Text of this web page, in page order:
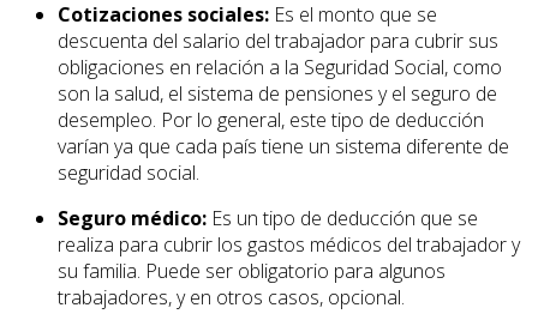
Cotizaciones sociales: Es el monto que se
descuenta del salario del trabajador para cubrir sus
obligaciones en relación a la Seguridad Social, como
son la salud, el sistema de pensiones y el seguro de
desempleo. Por lo general, este tipo de deducción
varían ya que cada país tiene un sistema diferente de
seguridad social.
Seguro médico: Es un tipo de deducción que se
realiza para cubrir los gastos médicos del trabajador y
su familia. Puede ser obligatorio para algunos
trabajadores, y en otros casos, opcional.